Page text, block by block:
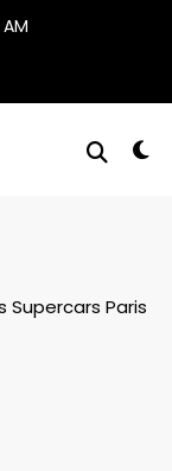
Paris